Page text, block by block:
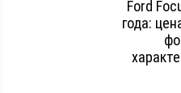
Ford
года: